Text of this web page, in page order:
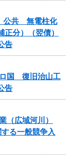
公共 無電柱化
分）（翌債）
告
国 復旧治山工
告
（広域河川）
る一般競争入